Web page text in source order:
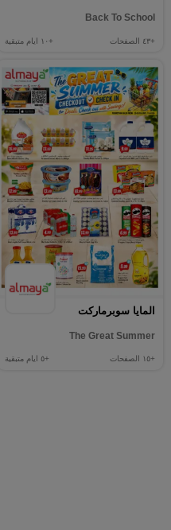
Back To School
+٤٣ الصفحات +١٠ ايام متبقية
المايا سوبرماركت
The Great Summer
+١٥ الصفحات +٥ ايام متبقية